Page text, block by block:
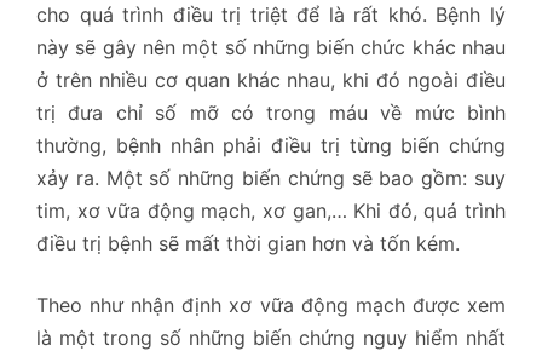
cho quá trình điều trị triệt để là rất khó. Bệnh lý
này sẽ gây nên một số những biến chức khác nhau
ở trên nhiều cơ quan khác nhau, khi đó ngoài điều
trị đưa chỉ số mỡ có trong máu về mức bình
thường, bệnh nhân phải điều trị từng biến chứng
xảy ra. Một số những biến chứng sẽ bao gồm: suy
tim, xơ vữa động mạch, xơ gan,… Khi đó, quá trình
điều trị bệnh sẽ mất thời gian hơn và tốn kém.
Theo như nhận định xơ vữa động mạch được xem
là một trong số những biến chứng nguy hiểm nhất